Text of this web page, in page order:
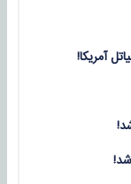
آمریکا!
شد!